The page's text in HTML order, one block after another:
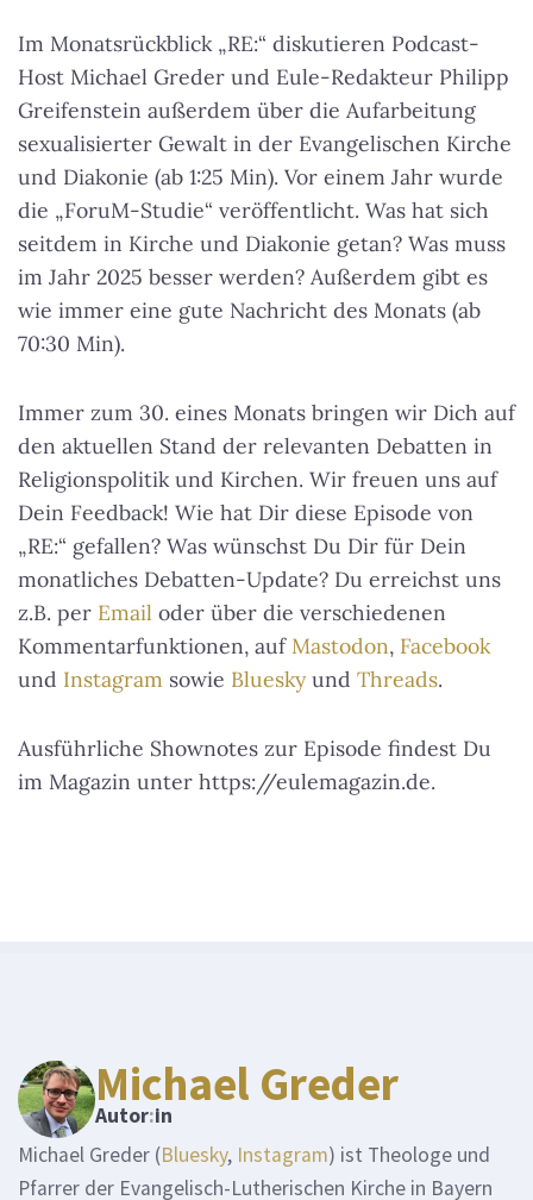
Im Monatsrückblick „RE:“ diskutieren Podcast-
Host Michael Greder und Eule-Redakteur Philipp
Greifenstein außerdem über die Aufarbeitung
sexualisierter Gewalt in der Evangelischen Kirche
und Diakonie (ab 1:25 Min). Vor einem Jahr wurde
die „ForuM-Studie“ veröffentlicht. Was hat sich
seitdem in Kirche und Diakonie getan? Was muss
im Jahr 2025 besser werden? Außerdem gibt es
wie immer eine gute Nachricht des Monats (ab
70:30 Min).
Immer zum 30. eines Monats bringen wir Dich auf
den aktuellen Stand der relevanten Debatten in
Religionspolitik und Kirchen. Wir freuen uns auf
Dein Feedback! Wie hat Dir diese Episode von
„RE:“ gefallen? Was wünschst Du Dir für Dein
monatliches Debatten-Update? Du erreichst uns
z.B. per Email oder über die verschiedenen
Kommentarfunktionen, aufMastodon, Facebook
und Instagram sowie Blueskyund Threads.
Ausführliche Shownotes zur Episode findest Du
im Magazin unter https://eulemagazin.de.
Michael Greder
Autor:in
Michael Greder (Bluesky, Instagram) ist Theologe und
Pfarrer der Evangelisch-Lutherischen Kirche in Bayern